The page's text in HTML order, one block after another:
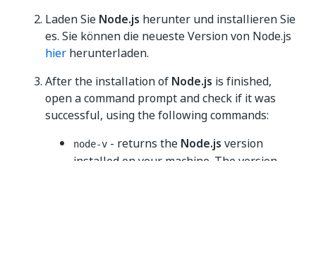
Laden Sie Node.js herunter und installieren Sie
es. Sie können die neueste Version von Node.js
hier herunterladen.
After the installation of Node.js is finished,
open a command prompt and check if it was
successful, using the following commands:
node-v - returns the Node.js version
installed on your machine. The version